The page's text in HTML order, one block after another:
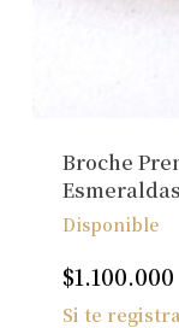
Broche
Esmeraldas
Disponible
$1.100.000
Si te